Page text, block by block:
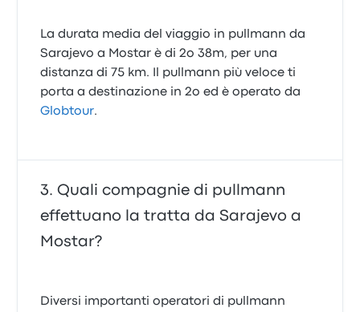
La durata media del viaggio in pullmann da
Sarajevo a Mostar è di 2o 38m, per una
distanza di 75 km. Il pullmann più veloce ti
porta a destinazione in 2o ed è operato da
Globtour.
Quali compagnie di pullmann
effettuano la tratta da Sarajevo a
Mostar?
Diversi importanti operatori di pullmann